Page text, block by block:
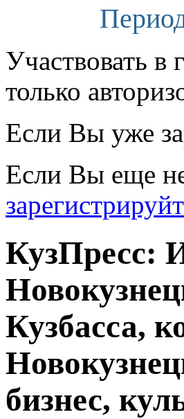
Участвовать в
только
Если Вы уже
Если Вы еще
КузПресс:
Кузбасса,
бизнес,